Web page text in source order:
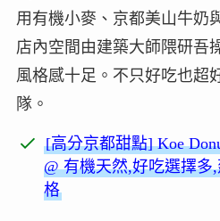
用有機小麥、京都美山牛奶
店內空間由建築大師隈研吾
風格感十足。不只好吃也超
隊。
[高分京都甜點] Koe
@ 有機天然,好吃選擇
格